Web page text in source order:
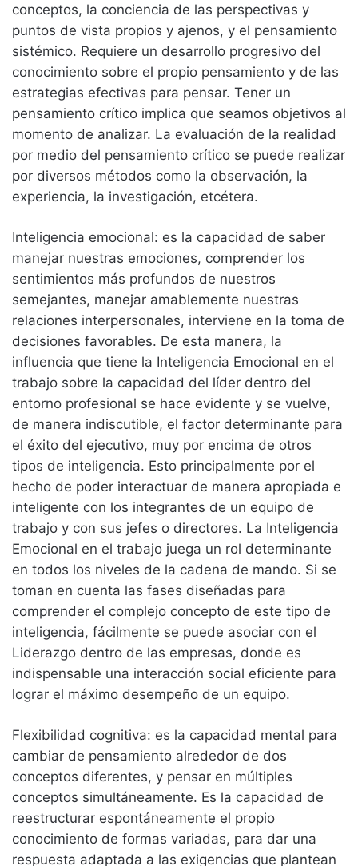
conceptos, la conciencia de las perspectivas y
puntos de vista propios y ajenos, y el pensamiento
sistémico. Requiere un desarrollo progresivo del
conocimiento sobre el propio pensamiento y de las
estrategias efectivas para pensar. Tener un
pensamiento crítico implica que seamos objetivos al
momento de analizar. La evaluación de la realidad
por medio del pensamiento crítico se puede realizar
por diversos métodos como la observación, la
experiencia, la investigación, etcétera.
Inteligencia emocional: es la capacidad de saber
manejar nuestras emociones, comprender los
sentimientos más profundos de nuestros
semejantes, manejar amablemente nuestras
relaciones interpersonales, interviene en la toma de
decisiones favorables. De esta manera, la
influencia que tiene la Inteligencia Emocional en el
trabajo sobre la capacidad del líder dentro del
entorno profesional se hace evidente y se vuelve,
de manera indiscutible, el factor determinante para
el éxito del ejecutivo, muy por encima de otros
tipos de inteligencia. Esto principalmente por el
hecho de poder interactuar de manera apropiada e
inteligente con los integrantes de un equipo de
trabajo y con sus jefes o directores. La Inteligencia
Emocional en el trabajo juega un rol determinante
en todos los niveles de la cadena de mando. Si se
toman en cuenta las fases diseñadas para
comprender el complejo concepto de este tipo de
inteligencia, fácilmente se puede asociar con el
Liderazgo dentro de las empresas, donde es
indispensable una interacción social eficiente para
lograr el máximo desempeño de un equipo.
Flexibilidad cognitiva: es la capacidad mental para
cambiar de pensamiento alrededor de dos
conceptos diferentes, y pensar en múltiples
conceptos simultáneamente. Es la capacidad de
reestructurar espontáneamente el propio
conocimiento de formas variadas, para dar una
respuesta adaptada a las exigencias que plantean